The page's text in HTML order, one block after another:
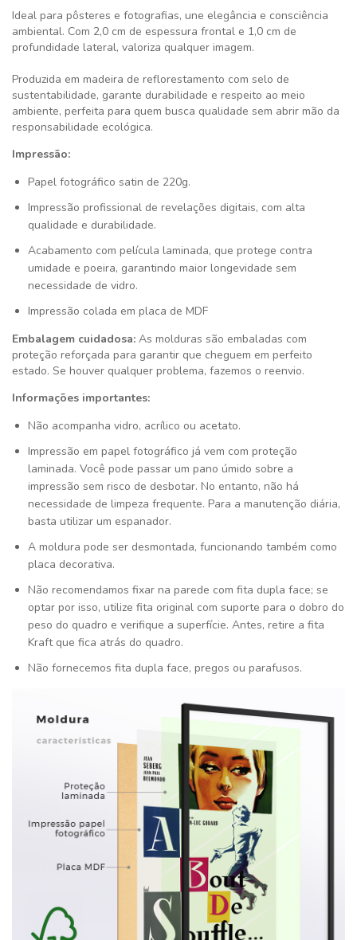
Ideal para pôsteres e fotografias, une elegância e consciência
ambiental. Com 2,0 cm de espessura frontal e 1,0 cm de
profundidade lateral, valoriza qualquer imagem.
Produzida em madeira de reflorestamento com selo de
sustentabilidade, garante durabilidade e respeito ao meio
ambiente, perfeita para quem busca qualidade sem abrir mão da
responsabilidade ecológica.
Impressão:
Papel fotográfico satin de 220g.
Impressão profissional de revelações digitais, com alta
qualidade e durabilidade.
Acabamento com película laminada, que protege contra
umidade e poeira, garantindo maior longevidade sem
necessidade de vidro.
Impressão colada em placa de MDF
Embalagem cuidadosa: As molduras são embaladas com
proteção reforçada para garantir que cheguem em perfeito
estado. Se houver qualquer problema, fazemos o reenvio.
Informações importantes:
Não acompanha vidro, acrílico ou acetato.
Impressão em papel fotográfico já vem com proteção
laminada. Você pode passar um pano úmido sobre a
impressão sem risco de desbotar. No entanto, não há
necessidade de limpeza frequente. Para a manutenção diária,
basta utilizar um espanador.
A moldura pode ser desmontada, funcionando também como
placa decorativa.
Não recomendamos fixar na parede com fita dupla face; se
optar por isso, utilize fita original com suporte para o dobro do
peso do quadro e verifique a superfície. Antes, retire a fita
Kraft que fica atrás do quadro.
Não fornecemos fita dupla face, pregos ou parafusos.